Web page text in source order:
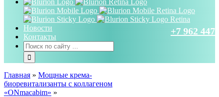
Новости
Контакты
+7 962 447
Главная » Мощные крема-
биоревитализанты с коллагеном
«ONmacabim» »